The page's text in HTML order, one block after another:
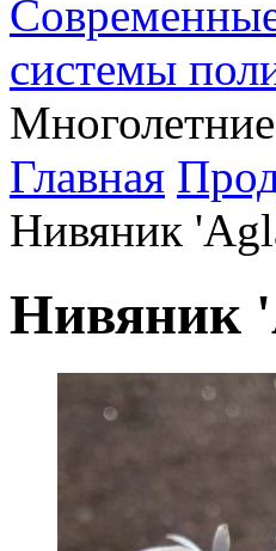
Главная
Нивяник
Нивяник